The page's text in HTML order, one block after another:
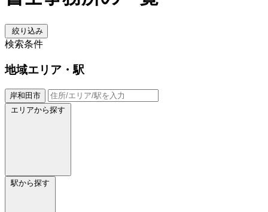
絞り込み
検索条件
地域エリア・駅
岸和田市
エリアから探す
駅から探す